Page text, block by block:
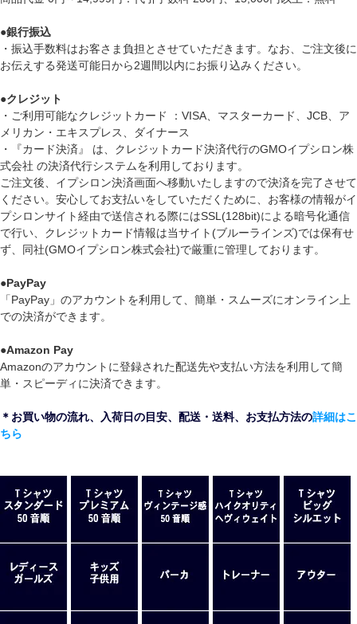
●銀行振込
・振込手数料はお客さま負担とさせていただきます。なお、ご注文後に
お伝えする発送可能日から2週間以内にお振り込みください。
●クレジット
・ご利用可能なクレジットカード ：VISA、マスターカード、JCB、ア
メリカン・エキスプレス、ダイナース
・『カード決済』 は、クレジットカード決済代行のGMOイプシロン株
式会社 の決済代行システムを利用しております。
ご注文後、イプシロン決済画面へ移動いたしますので決済を完了させて
ください。安心してお支払いをしていただくために、お客様の情報がイ
プシロンサイト経由で送信される際にはSSL(128bit)による暗号化通信
で行い、クレジットカード情報は当サイト(ブルーラインズ)では保有せ
ず、同社(GMOイプシロン株式会社)で厳重に管理しております。
●PayPay
「PayPay」のアカウントを利用して、簡単・スムーズにオンライン上
での決済ができます。
●Amazon Pay
Amazonのアカウントに登録された配送先や支払い方法を利用して簡
単・スピーディに決済できます。
＊お買い物の流れ、入荷日の目安、配送・送料、お支払方法の詳細はこ
ちら